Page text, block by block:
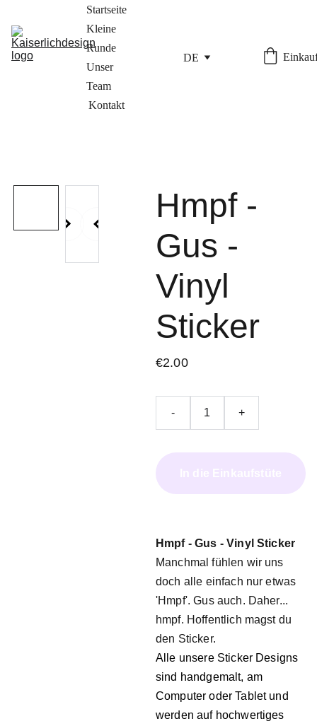
Startseite
Kleine
Runde
Unser
Team
Kontakt
DE
Hmpf -
Gus -
Vinyl
Sticker
€2.00
- +
In die Einkaufstüte
Hmpf - Gus - Vinyl Sticker
Manchmal fühlen wir uns
doch alle einfach nur etwas
'Hmpf'. Gus auch. Daher...
hmpf. Hoffentlich magst du
den Sticker.
Alle unsere Sticker Designs
sind handgemalt, am
Computer oder Tablet und
werden auf hochwertiges